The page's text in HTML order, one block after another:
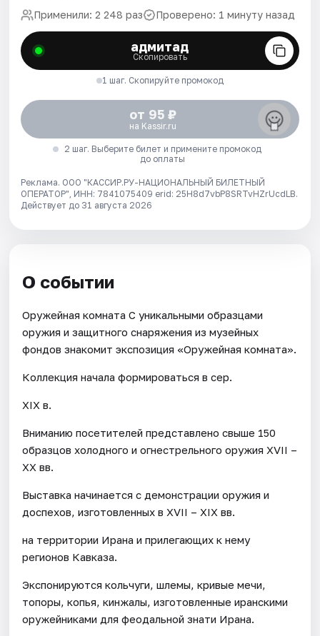
Применили: 2 248 раз Проверено: 1 минуту назад
адмитад
Скопировать
1 шаг. Скопируйте промокод
от 95 ₽
на Kassir.ru
2 шаг. Выберите билет и примените промокод
до оплаты
Реклама. ООО "КАССИР.РУ-НАЦИОНАЛЬНЫЙ БИЛЕТНЫЙ
ОПЕРАТОР", ИНН: 7841075409 erid: 25H8d7vbP8SRTvHZrUcdLB.
Действует до 31 августа 2026
О событии
Оружейная комната С уникальными образцами
оружия и защитного снаряжения из музейных
фондов знакомит экспозиция «Оружейная комната».
Коллекция начала формироваться в сер.
XIX в.
Вниманию посетителей представлено свыше 150
образцов холодного и огнестрельного оружия XVII –
XX вв.
Выставка начинается с демонстрации оружия и
доспехов, изготовленных в XVII – XIX вв.
на территории Ирана и прилегающих к нему
регионов Кавказа.
Экспонируются кольчуги, шлемы, кривые мечи,
топоры, копья, кинжалы, изготовленные иранскими
оружейниками для феодальной знати Ирана.